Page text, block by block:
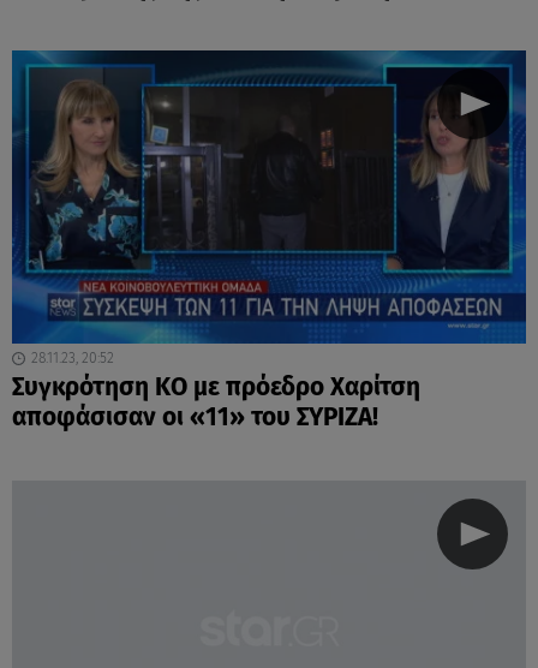
28.11.23, 20:52
Συγκρότηση ΚΟ με πρόεδρο Χαρίτση
αποφάσισαν οι «11» του ΣΥΡΙΖΑ!